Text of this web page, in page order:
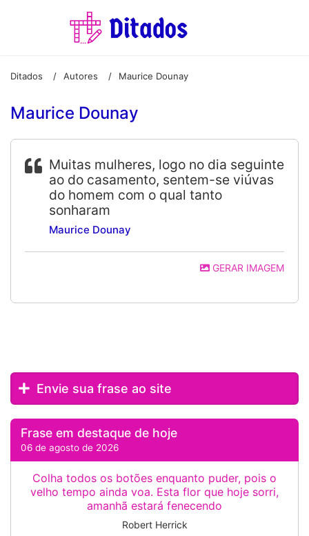
Ditados / Autores / Maurice Dounay
Maurice Dounay
Muitas mulheres, logo no dia seguinte
ao do casamento, sentem-se viúvas
do homem com o qual tanto
sonharam
Maurice Dounay
GERAR IMAGEM
Envie sua frase ao site
Frase em destaque de hoje
06 de agosto de 2026
Colha todos os botões enquanto puder, pois o
velho tempo ainda voa. Esta flor que hoje sorri,
amanhã estará fenecendo
Robert Herrick